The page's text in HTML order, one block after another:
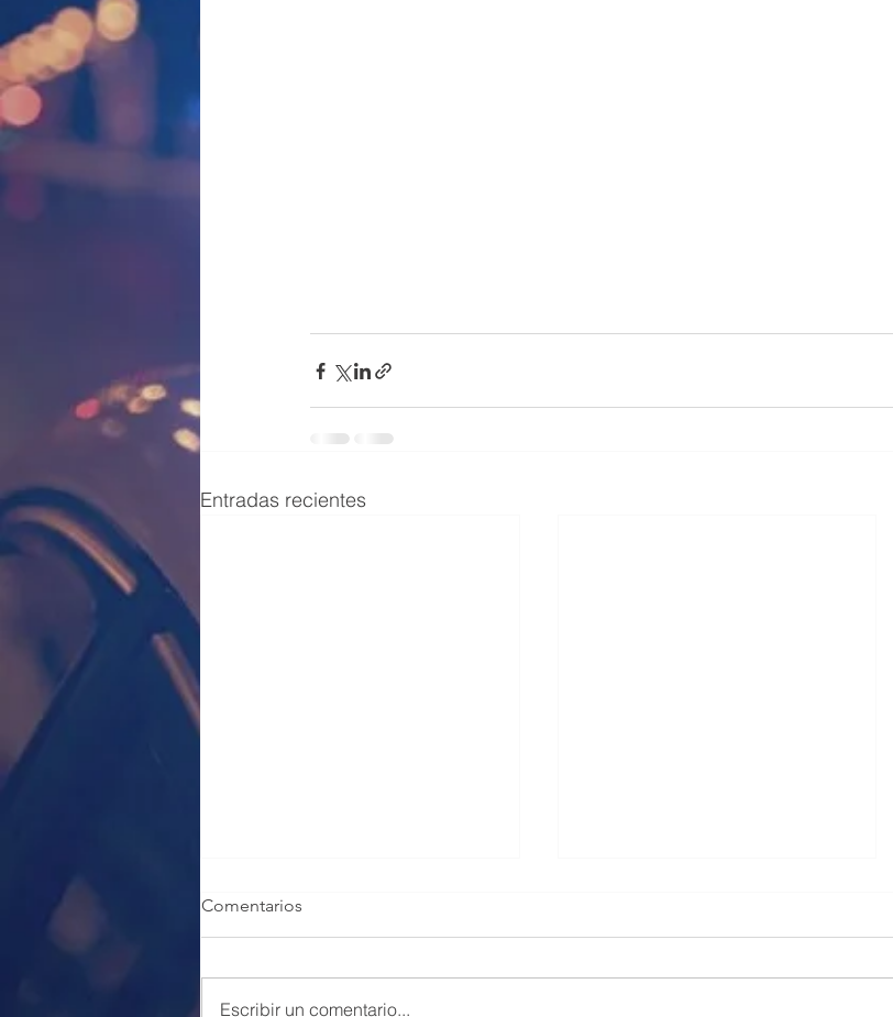
Entradas recientes
Comentarios
Escribir un comentario...